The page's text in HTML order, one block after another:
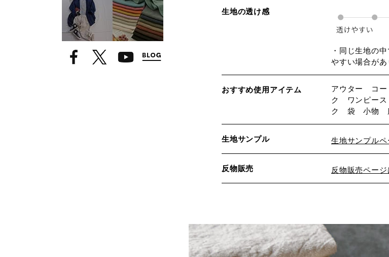
生地の透け感
・同じ生地の
やすい場合があ
おすすめ使用アイテム
アウター コ
ク ワンピー
ク 袋 小物
生地サンプル 生地サンプル
反物販売 反物販売ペー
※詳しくはこちら